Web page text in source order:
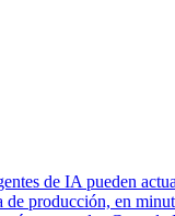
de IA pueden
de producción, en